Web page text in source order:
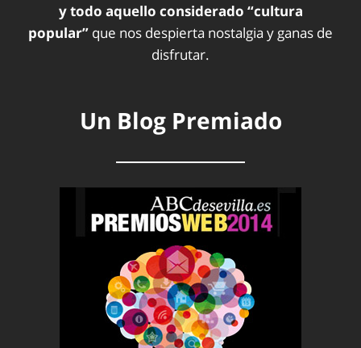
y todo aquello considerado “cultura
popular” que nos despierta nostalgia y ganas de
disfrutar.
Un Blog Premiado